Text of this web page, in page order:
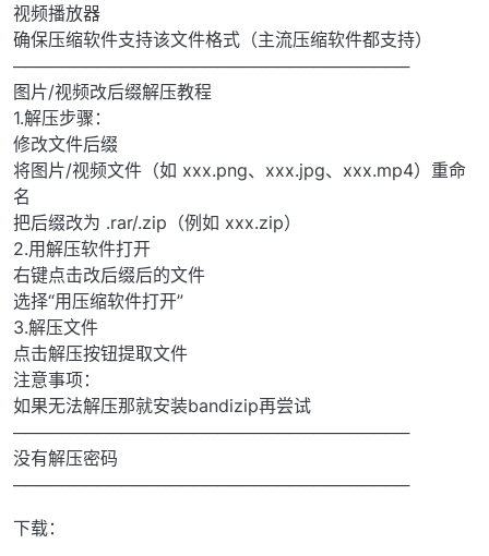
视频播放器
确保压缩软件支持该文件格式（主流压缩软件都支持）
─────────────────────────────────
图片/视频改后缀解压教程
1.解压步骤：
修改文件后缀
将图片/视频文件（如 xxx.png、xxx.jpg、xxx.mp4）重命
名
把后缀改为 .rar/.zip（例如 xxx.zip）
2.用解压软件打开
右键点击改后缀后的文件
选择“用压缩软件打开”
3.解压文件
点击解压按钮提取文件
注意事项：
如果无法解压那就安装bandizip再尝试
─────────────────────────────────
没有解压密码
─────────────────────────────────
下载：